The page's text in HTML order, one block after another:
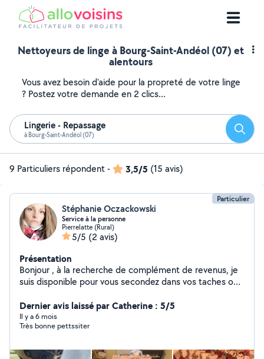
Nettoyeurs de linge à Bourg-Saint-Andéol (07) et
alentours
Vous avez besoin d'aide pour la propreté de votre linge
? Postez votre demande en 2 clics...
Lingerie - Repassage
à Bourg-Saint-Andéol (07)
9 Particuliers répondent- 3,5/5 (15 avis)
Particulier
Stéphanie Oczackowski
Service à la personne
Pierrelatte (Rural)
5/5 (2 avis)
Présentation
Bonjour , à la recherche de complément de revenus, je
suis disponible pour vous secondez dans vos taches ou
repassage , courses ,préparation culinaire , gardes
d'animaux .
Dernier avis laissé par Catherine : 5/5
Il y a 6 mois
Très bonne pettssiter